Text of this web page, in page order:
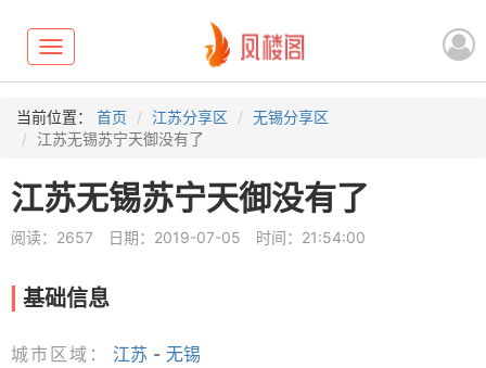
Toggle
navigation
当前位置： 首页 江苏分享区
无锡分享区
江苏无锡苏宁天御没有了
江苏无锡苏宁天御没有了
阅读：2657 日期：2019-07-05 时间：21:54:00
基础信息
城市区域： 江苏 - 无锡